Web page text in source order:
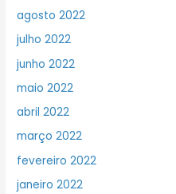
agosto 2022
julho 2022
junho 2022
maio 2022
abril 2022
março 2022
fevereiro 2022
janeiro 2022